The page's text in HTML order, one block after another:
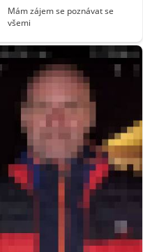
Mám zájem se poznávat se
všemi